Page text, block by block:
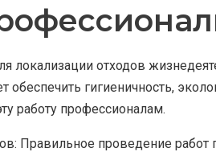
локализации отходов
обеспечить гигиеничность,
работу профессионалам.
Правильное проведение